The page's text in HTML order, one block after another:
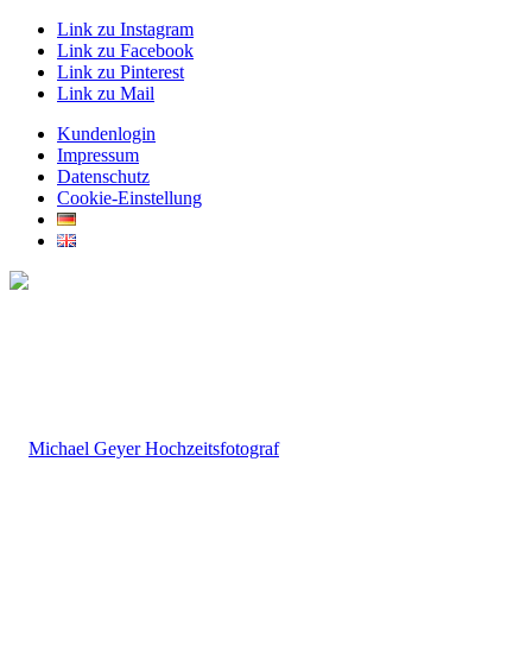
Link zu Instagram
Link zu Facebook
Link zu Pinterest
Link zu Mail
Kundenlogin
Impressum
Datenschutz
Cookie-Einstellung